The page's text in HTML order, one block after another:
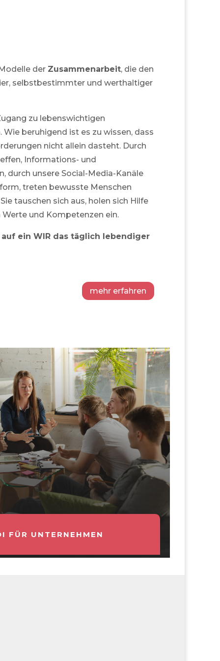
der Zusammenarbeit, die den
selbstbestimmter und werthaltiger
zu lebenswichtigen
Wie beruhigend ist es zu wissen, dass
nicht allein dasteht. Durch
Informations- und
durch unsere Social-Media-Kanäle
treten bewusste Menschen
tauschen sich aus, holen sich Hilfe
und Kompetenzen ein.
auf ein WIR das täglich lebendiger
mehr erfahren
FÜR UNTERNEHMEN